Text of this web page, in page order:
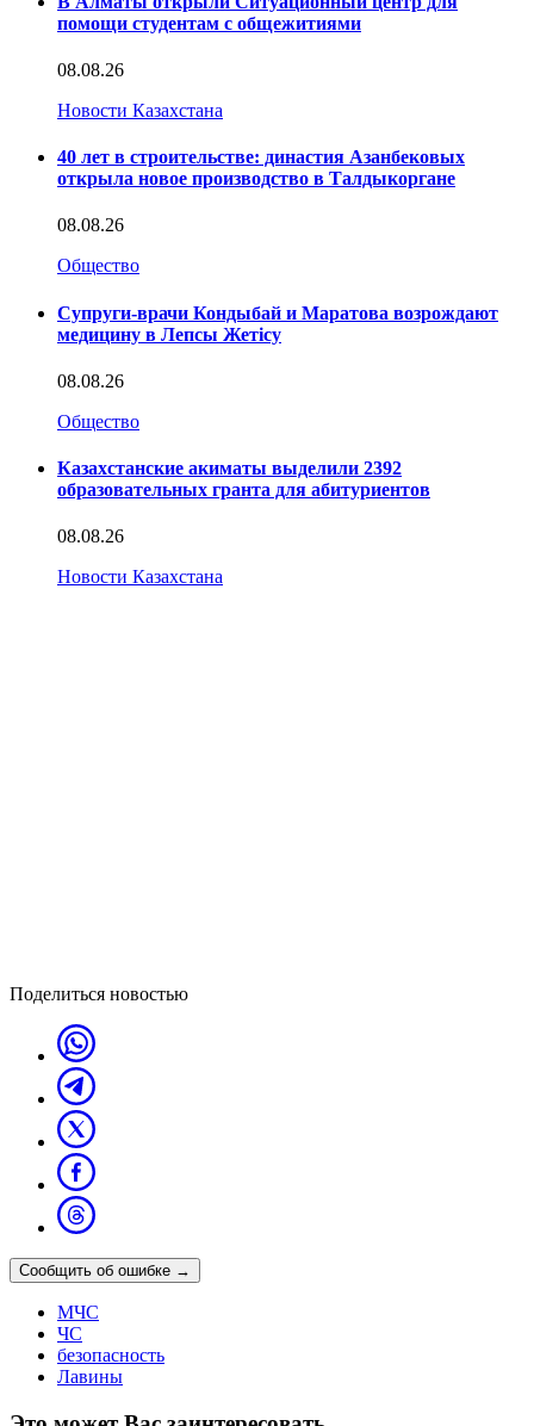
помощи студентам с общежитиями
08.08.26
Новости Казахстана
40 лет в строительстве: династия Азанбековых
открыла новое производство в Талдыкоргане
08.08.26
Общество
Супруги-врачи Кондыбай и Маратова возрождают
медицину в Лепсы Жетісу
08.08.26
Общество
Казахстанские акиматы выделили 2392
образовательных гранта для абитуриентов
08.08.26
Новости Казахстана
Поделиться новостью
Сообщить об ошибке →
МЧС
ЧС
безопасность
Лавины